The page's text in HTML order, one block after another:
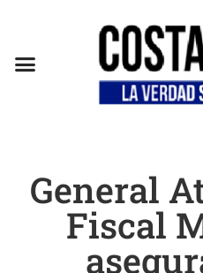
General
Fiscal